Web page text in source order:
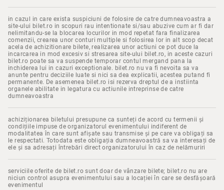
in cazul in care exista suspiciuni de folosire de catre dumneavoastra a
site-ului bilet.ro in scopuri rau intentionate si/sau abuzive cum ar fi dar
nelimitandu-se la blocarea locurilor in mod repetat fara finalizarea
comenzii, crearea unor conturi multiple si folosirea lor in alt scop decat
acela de achizitionare bilete, realizarea unor actiuni ce pot duce la
incarcarea in mod excesiv si stresarea site-ului bilet.ro, in aceste cazuri
bilet.ro poate sa va suspende temporar contul mergand pana la
inchiderea lui in cazuri exceptionale. bilet.ro nu va fi nevoita sa va
anunte pentru deciziile luate si nici sa dea explicatii, acestea putand fi
permanente. De asemenea bilet.ro isi rezerva dreptul de a instiinta
organele abilitate in legatura cu actiunile intreprinse de catre
dumneavoastra
achiziționarea biletului presupune ca sunteți de acord cu termenii și
condițiile impuse de organizatorul evenimentului indiferent de
modalitatea în care sunt afișate sau transmise și pe care va obligați sa
le respectati. Totodata este obligația dumneavoastră sa va interesați de
ele și sa adresați întrebări direct organizatorului în caz de nelămuriri
serviciile oferite de bilet.ro sunt doar de vânzare bilete; bilet.ro nu are
niciun control asupra evenimentului sau a locației în care se desfășoară
evenimentul